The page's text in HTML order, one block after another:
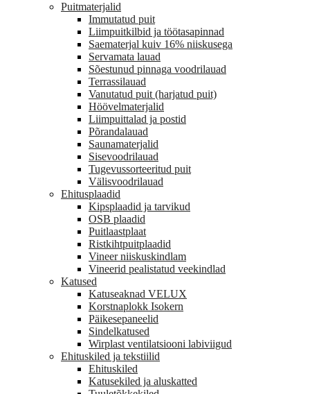
Puitmaterjalid
Immutatud puit
Liimpuitkilbid ja töötasapinnad
Saematerjal kuiv 16% niiskusega
Servamata lauad
Sõestunud pinnaga voodrilauad
Terrassilauad
Vanutatud puit (harjatud puit)
Höövelmaterjalid
Liimpuittalad ja postid
Põrandalauad
Saunamaterjalid
Sisevoodrilauad
Tugevussorteeritud puit
Välisvoodrilauad
Ehitusplaadid
Kipsplaadid ja tarvikud
OSB plaadid
Puitlaastplaat
Ristkihtpuitplaadid
Vineer niiskuskindlam
Vineerid pealistatud veekindlad
Katused
Katuseaknad VELUX
Korstnaplokk Isokern
Päikesepaneelid
Sindelkatused
Wirplast ventilatsiooni labiviigud
Ehituskiled ja tekstiilid
Ehituskiled
Katusekiled ja aluskatted